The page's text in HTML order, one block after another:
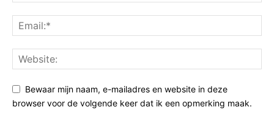
Bewaar mijn naam, e-mailadres en website in deze
browser voor de volgende keer dat ik een opmerking maak.